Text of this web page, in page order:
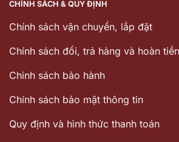
CHÍNH SÁCH & QUY ĐỊNH
Chính sách vận chuyển, lắp đặt
Chính sách đổi, trả hàng và hoàn tiền
Chinh sách bảo hành
Chính sách bảo mật thông tin
Quy định và hình thức thanh toán